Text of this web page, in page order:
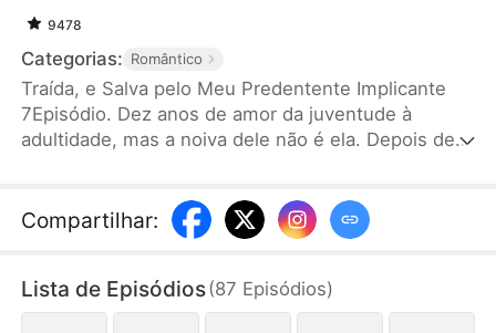
9478
Categorias: Romântico
Traída, e Salva pelo Meu Predentente Implicante
7Episódio. Dez anos de amor da juventude à
adultidade, mas a noiva dele não é ela. Depois de
depois, quando ela volta ao país com seus dois
filhos adoráveis. Fugiu, se escondeu, mas não
naquele ano. Se eu te encontrasse, não iria te
soltar."
Compartilhar:
Lista de Episódios(87 Episódios)